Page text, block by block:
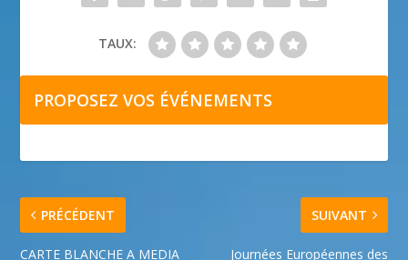
TAUX:
PROPOSEZ VOS ÉVÉNEMENTS
PRÉCÉDENT
CARTE BLANCHE A MEDIA
SUIVANT
Journées Européennes des